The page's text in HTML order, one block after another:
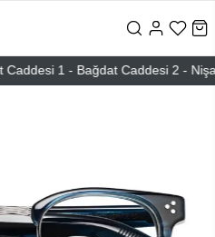
1 - Bağdat Caddesi 2 -